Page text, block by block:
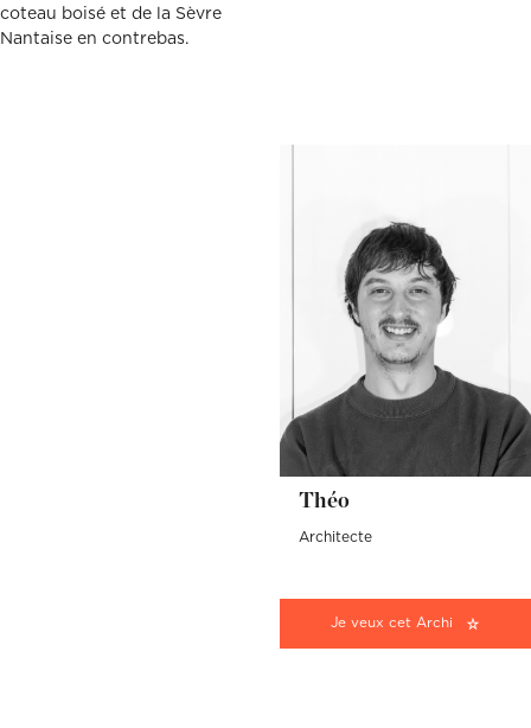
coteau boisé et de la Sèvre
Nantaise en contrebas.
Théo
Architecte
Je veux cet Archi